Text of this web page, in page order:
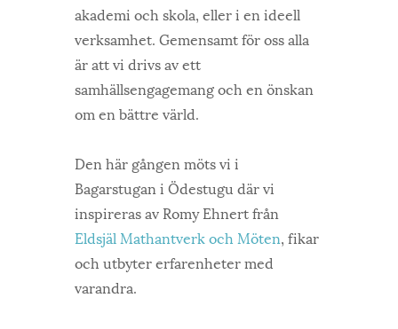
akademi och skola, eller i en ideell
verksamhet. Gemensamt för oss alla
är att vi drivs av ett
samhällsengagemang och en önskan
om en bättre värld.
Den här gången möts vi i
Bagarstugan i Ödestugu där vi
inspireras av Romy Ehnert från
Eldsjäl Mathantverk och Möten, fikar
och utbyter erfarenheter med
varandra.